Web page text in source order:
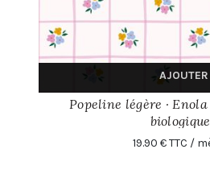
AJOUTER
Popeline légère ·
biologique
19.90 € TTC /